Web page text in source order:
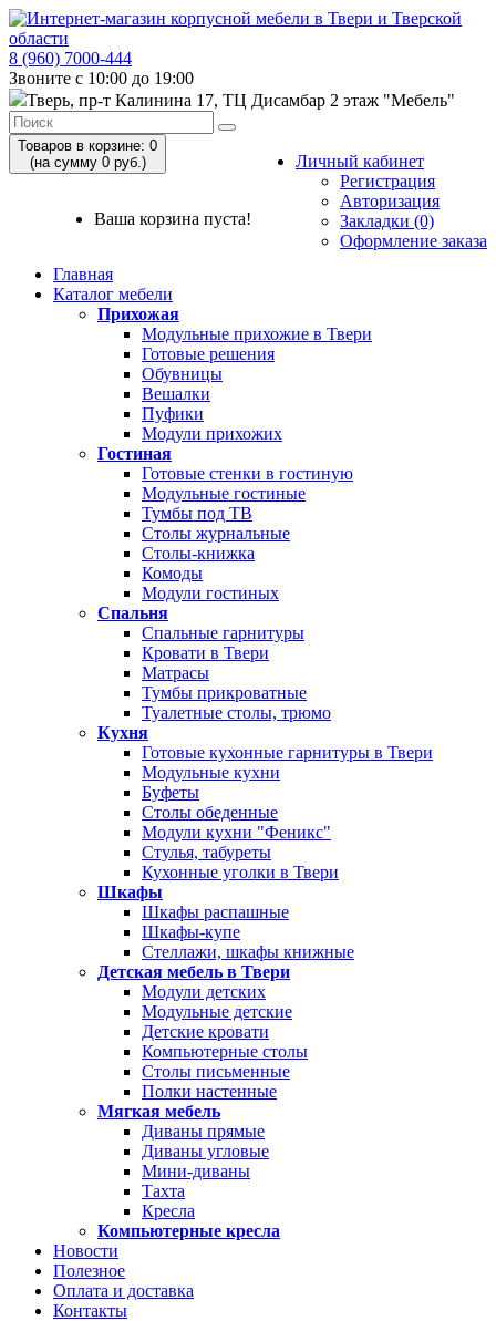
8 (960) 7000-444
Звоните с 10:00 до 19:00
Тверь, пр-т Калинина 17, ТЦ Дисамбар 2 этаж "Мебель"
Личный кабинет
Регистрация
Авторизация
Закладки (0)
Оформление заказа
Товаров в корзине: 0
(на сумму 0 руб.)
Ваша корзина пуста!
Главная
Каталог мебели
Прихожая
Модульные прихожие в Твери
Готовые решения
Обувницы
Вешалки
Пуфики
Модули прихожих
Гостиная
Готовые стенки в гостиную
Модульные гостиные
Тумбы под ТВ
Столы журнальные
Столы-книжка
Комоды
Модули гостиных
Спальня
Спальные гарнитуры
Кровати в Твери
Матрасы
Тумбы прикроватные
Туалетные столы, трюмо
Кухня
Готовые кухонные гарнитуры в Твери
Модульные кухни
Буфеты
Столы обеденные
Модули кухни "Феникс"
Стулья, табуреты
Кухонные уголки в Твери
Шкафы
Шкафы распашные
Шкафы-купе
Стеллажи, шкафы книжные
Детская мебель в Твери
Модули детских
Модульные детские
Детские кровати
Компьютерные столы
Столы письменные
Полки настенные
Мягкая мебель
Диваны прямые
Диваны угловые
Мини-диваны
Тахта
Кресла
Компьютерные кресла
Новости
Полезное
Оплата и доставка
Контакты